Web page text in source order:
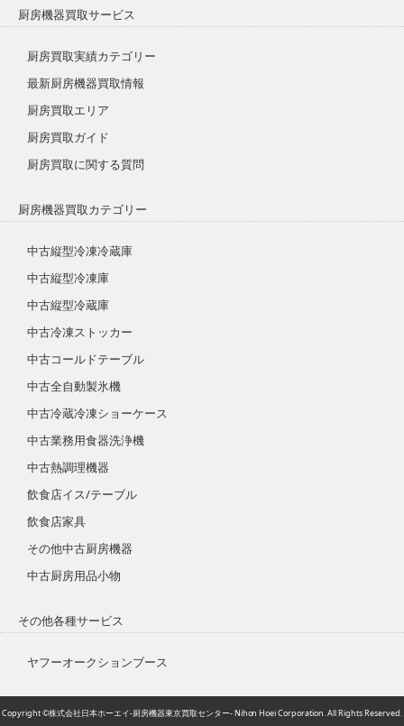
厨房機器買取サービス
厨房買取実績カテゴリー
最新厨房機器買取情報
厨房買取エリア
厨房買取ガイド
厨房買取に関する質問
厨房機器買取カテゴリー
中古縦型冷凍冷蔵庫
中古縦型冷凍庫
中古縦型冷蔵庫
中古冷凍ストッカー
中古コールドテーブル
中古全自動製氷機
中古冷蔵冷凍ショーケース
中古業務用食器洗浄機
中古熱調理機器
飲食店イス/テーブル
飲食店家具
その他中古厨房機器
中古厨房用品小物
その他各種サービス
ヤフーオークションブース
Copyright ©株式会社日本ホーエイ-厨房機器東京買取センター- Nihon Hoei Corporation. All Rights Reserved.